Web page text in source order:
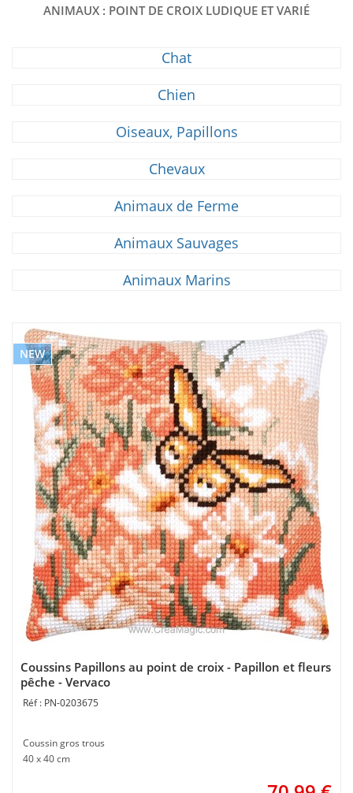
ANIMAUX : POINT DE CROIX LUDIQUE ET VARIÉ
Chat
Chien
Oiseaux, Papillons
Chevaux
Animaux de Ferme
Animaux Sauvages
Animaux Marins
NEW
Coussins Papillons au point de croix - Papillon et fleurs
pêche - Vervaco
PN-0203675
Coussin gros trous
40 x 40 cm